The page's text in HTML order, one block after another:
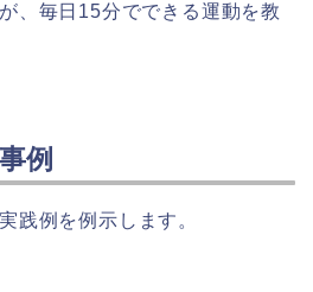
、毎日15分でできる運動を教
例
践例を例示します。